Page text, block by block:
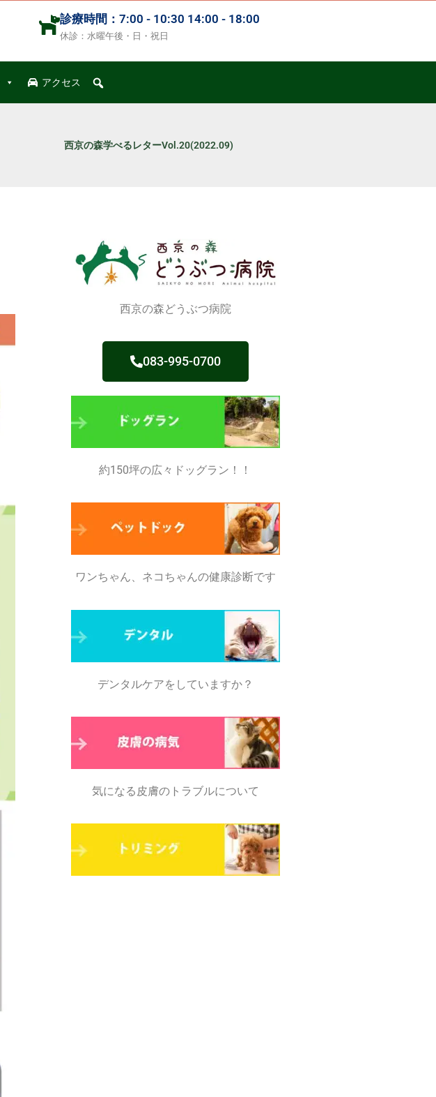
診療時間：7:00 - 10:30 14:00 - 18:00
休診：水曜午後・日・祝日
アクセス
西京の森学べるレターVol.20(2022.09)
西京の森どうぶつ病院
083-995-0700
約150坪の広々ドッグラン！！
ワンちゃん、ネコちゃんの健康診断です
デンタルケアをしていますか？
気になる皮膚のトラブルについて